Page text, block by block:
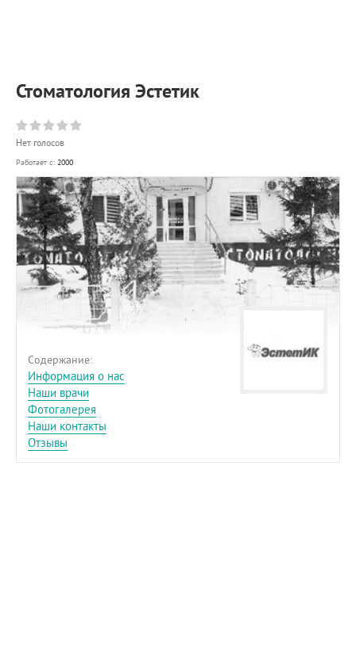
ОБРАТНАЯ СВЯЗЬ
Стоматология Эстетик
Нет голосов
Работает с: 2000
Содержание:
Информация о нас
Наши врачи
Фотогалерея
Наши контакты
Отзывы